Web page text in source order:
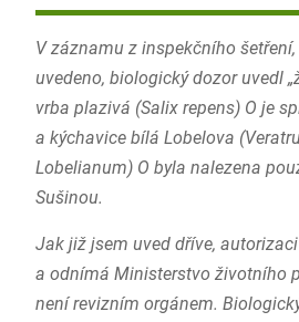
V záznamu z inspekčního
uvedeno, biologický dozor uvedl
vrba plazivá (Salix repens) O je
a kýchavice bílá Lobelova
Lobelianum) O byla nalezena
Sušinou.
Jak již jsem uved dříve,
a odnímá Ministerstvo životního
není revizním orgánem.